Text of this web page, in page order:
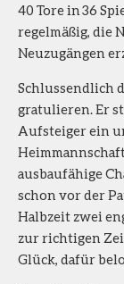
40 Tore in 36
regelmäßig, die
Neuzugängen
Schlussendlich
gratulieren. Er
Aufsteiger ein
ausbaufähige
schon vor der
Halbzeit zwei
zur richtigen
Glück, dafür